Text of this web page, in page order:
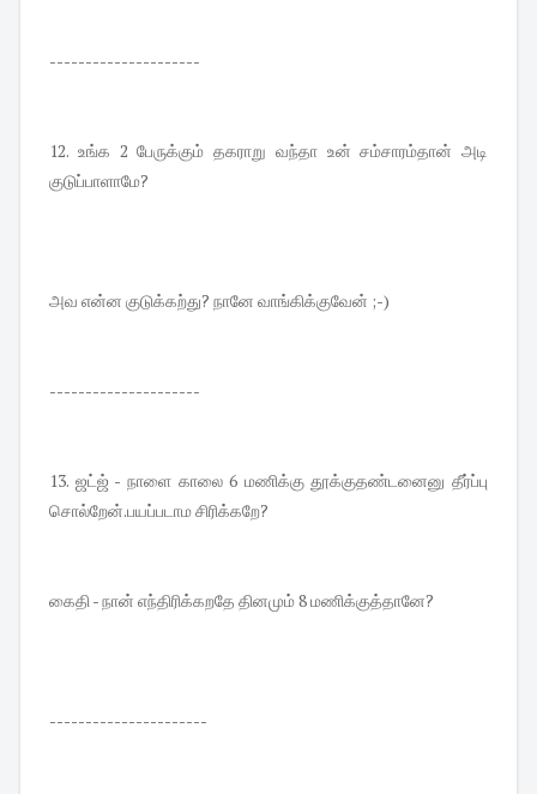
---------------------
12. உங்க 2 பேருக்கும் தகராறு வந்தா உன் சம்சாரம்தான் அடி
குடுப்பாளாமே?
அவ என்ன குடுக்கற்து? நானே வாங்கிக்குவேன் ;-)
---------------------
13. ஜட்ஜ் - நாளை காலை 6 மணிக்கு தூக்குதண்டனைனு தீர்ப்பு
சொல்றேன்.பயப்படாம சிரிக்கறே?
கைதி - நான் எந்திரிக்கறதே தினமும் 8 மணிக்குத்தானே?
----------------------